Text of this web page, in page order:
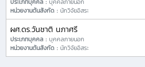
หน่วยงานต้นสังกัด : นักวิจัยอิสระ
ผศ.ดร.วันชาติ นภาศรี
ประเภทบุคคล : บุคคลภายนอก
หน่วยงานต้นสังกัด : นักวิจัยอิสระ